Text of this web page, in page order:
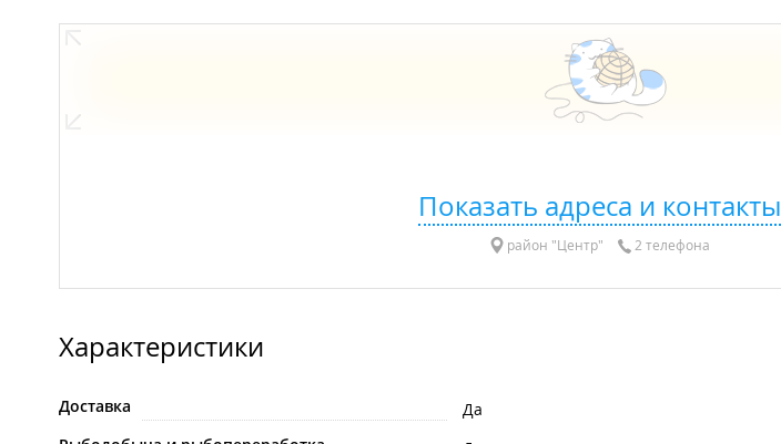
Показать адреса и контакты
район "Центр" 2 телефона
Характеристики
Доставка
Да